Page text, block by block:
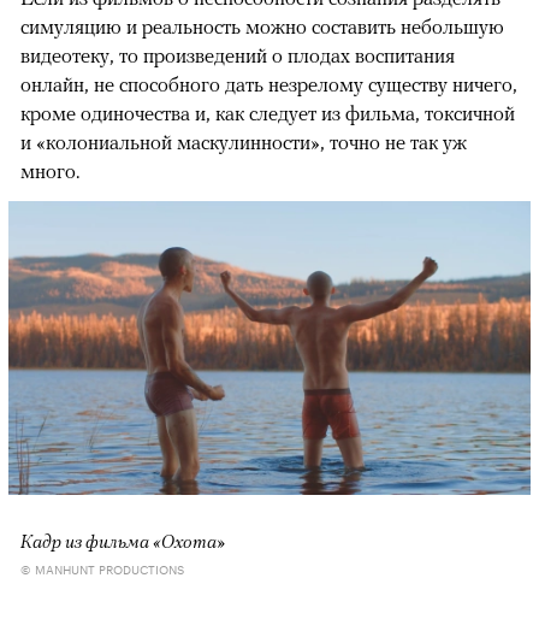
симуляцию и реальность можно составить небольшую
видеотеку, то произведений о плодах воспитания
онлайн, не способного дать незрелому существу ничего,
кроме одиночества и, как следует из фильма, токсичной
и «колониальной маскулинности», точно не так уж
много.
Кадр из фильма «Охота»
© MANHUNT PRODUCTIONS